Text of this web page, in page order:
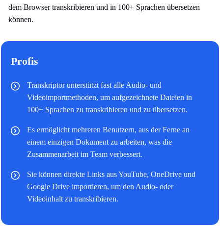
dem Browser transkribieren und in 100+ Sprachen übersetzen
können.
Profis
Transkriptor unterstützt fast alle Audio- und
Videoimportmethoden, um aufgezeichnete Dateien in
100+ Sprachen zu transkribieren und zu übersetzen.
Es ermöglicht mehreren Benutzern, aus der Ferne an
einem einzigen Dokument zu arbeiten, was die
Zusammenarbeit im Team verbessert.
Sie können direkte Links aus YouTube, OneDrive und
Google Drive importieren, um den Audio- oder
Videoinhalt zu transkribieren.